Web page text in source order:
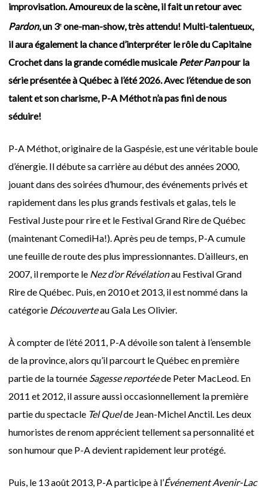
improvisation. Amoureux de la scène, il fait un retour avec
Pardon, un 3eone-man-show, très attendu! Multi-talentueux,
il aura également la chance d’interpréter le rôle du Capitaine
Crochet dans la grande comédie musicalePeter Panpour la
série présentée à Québec à l’été 2026. Avec l’étendue de son
talent et son charisme, P-A Méthot n’a pas fini de nous
séduire!
P-A Méthot, originaire de la Gaspésie, est une véritable boule
d’énergie. Il débute sa carrière au début des années 2000,
jouant dans des soirées d’humour, des événements privés et
rapidement dans les plus grands festivals et galas, tels le
Festival Juste pour rire et le Festival Grand Rire de Québec
(maintenant ComediHa!). Après peu de temps, P-A cumule
une feuille de route des plus impressionnantes. D’ailleurs, en
2007, il remporte le Nez d’or Révélationau Festival Grand
Rire de Québec. Puis, en 2010 et 2013, il est nommé dans la
catégorie Découverteau Gala Les Olivier.
À compter de l’été 2011, P-A dévoile son talent à l’ensemble
de la province, alors qu’il parcourt le Québec en première
partie de la tournée Sagesse reportéede Peter MacLeod. En
2011 et 2012, il assure aussi occasionnellement la première
partie du spectacle Tel Quelde Jean-Michel Anctil. Les deux
humoristes de renom apprécient tellement sa personnalité et
son humour que P-A devient rapidement leur protégé.
Puis, le 13 août 2013, P-A participe à l’Événement Avenir-Lac